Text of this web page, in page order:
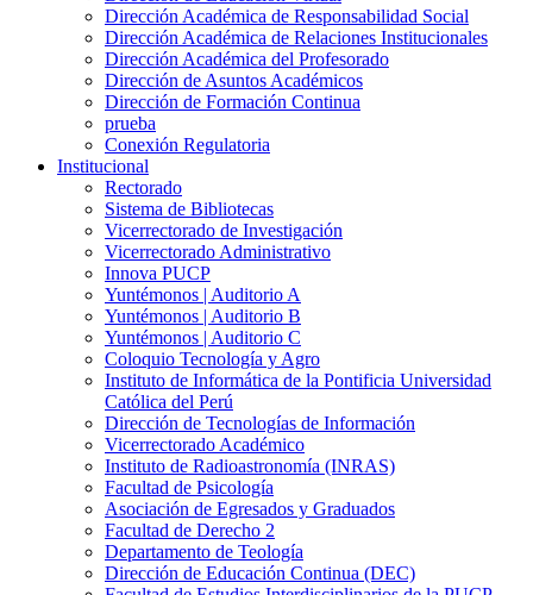
Dirección Académica de Responsabilidad Social
Dirección Académica de Relaciones Institucionales
Dirección Académica del Profesorado
Dirección de Asuntos Académicos
Dirección de Formación Continua
prueba
Conexión Regulatoria
Institucional
Rectorado
Sistema de Bibliotecas
Vicerrectorado de Investigación
Vicerrectorado Administrativo
Innova PUCP
Yuntémonos | Auditorio A
Yuntémonos | Auditorio B
Yuntémonos | Auditorio C
Coloquio Tecnología y Agro
Instituto de Informática de la Pontificia Universidad
Católica del Perú
Dirección de Tecnologías de Información
Vicerrectorado Académico
Instituto de Radioastronomía (INRAS)
Facultad de Psicología
Asociación de Egresados y Graduados
Facultad de Derecho 2
Departamento de Teología
Dirección de Educación Continua (DEC)